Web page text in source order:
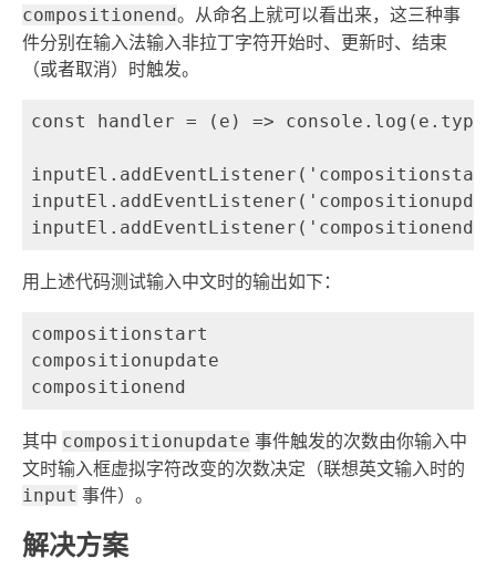
compositionend。从命名上就可以看出来，这三种事
件分别在输入法输入非拉丁字符开始时、更新时、结束
（或者取消）时触发。
const handler = (e) => console.log(e.type)
用上述代码测试输入中文时的输出如下：
compositionstart
compositionupdate
其中 compositionupdate 事件触发的次数由你输入中
文时输入框虚拟字符改变的次数决定（联想英文输入时的
input 事件）。
解决方案